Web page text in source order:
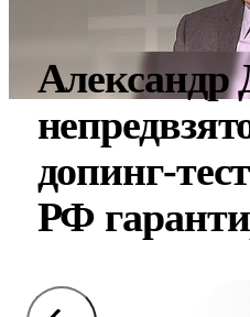
Александр
допинг-
РФ